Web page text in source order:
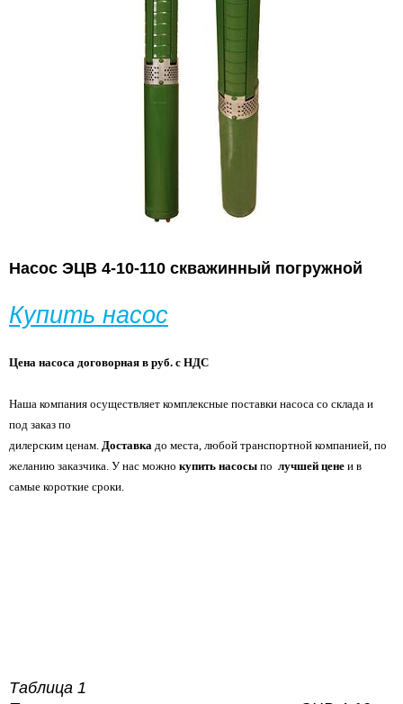
Насос ЭЦВ 4-10-110 скважинный погружной
Купить насос
Цена насоса договорная в руб. с НДС
Наша компания осуществляет комплексные поставки насоса со склада и
под заказ по
дилерским ценам. Доставка до места, любой транспортной компанией, по
желанию заказчика. У нас можно купить насосы по лучшей цене и в
самые короткие сроки.
Таблица 1